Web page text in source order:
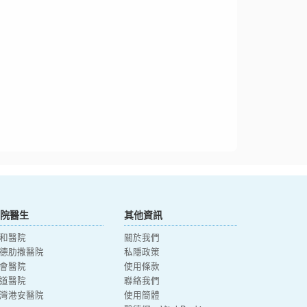
醫生
醫院
肋撒醫院
醫院
醫院
港安醫院
其他資訊
關於我們
私隱政策
使用條款
聯絡我們
使用簡體